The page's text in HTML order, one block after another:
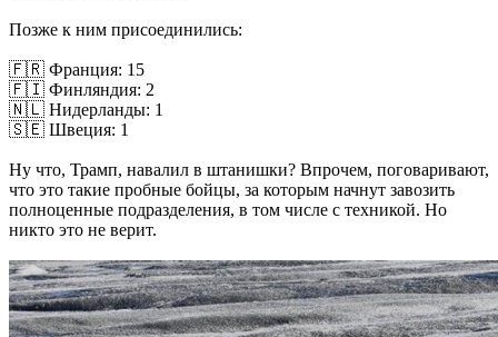
Позже к ним присоединились:
🇫🇷 Франция: 15
🇫🇮 Финляндия: 2
🇳🇱 Нидерланды: 1
🇸🇪 Швеция: 1
Ну что, Трамп, навалил в штанишки? Впрочем, поговаривают,
что это такие пробные бойцы, за которым начнут завозить
полноценные подразделения, в том числе с техникой. Но
никто это не верит.